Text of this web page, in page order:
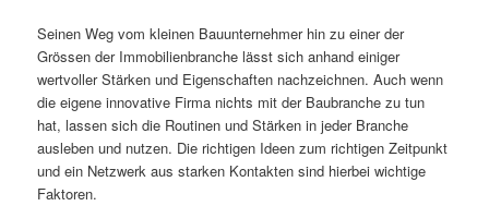
Seinen Weg vom kleinen Bauunternehmer hin zu einer der
Grössen der Immobilienbranche lässt sich anhand einiger
wertvoller Stärken und Eigenschaften nachzeichnen. Auch wenn
die eigene innovative Firma nichts mit der Baubranche zu tun
hat, lassen sich die Routinen und Stärken in jeder Branche
ausleben und nutzen. Die richtigen Ideen zum richtigen Zeitpunkt
und ein Netzwerk aus starken Kontakten sind hierbei wichtige
Faktoren.